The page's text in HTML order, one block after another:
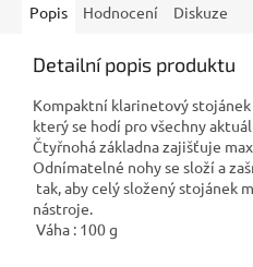
Popis Hodnocení Diskuze
Detailní popis produktu
Kompaktní klarinetový
který se hodí pro všechny
Čtyřnohá základna zajišťuje
Odnímatelné nohy se složí a
tak, aby celý složený stojánek
nástroje.
Váha : 100 g